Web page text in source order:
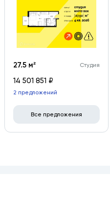
27.5 м² Студия
14 501 851 ₽
2 предложений
Все предложения